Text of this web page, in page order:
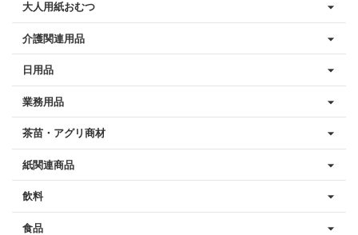
大人用紙おむつ
介護関連用品
日用品
業務用品
茶苗・アグリ商材
紙関連商品
飲料
食品